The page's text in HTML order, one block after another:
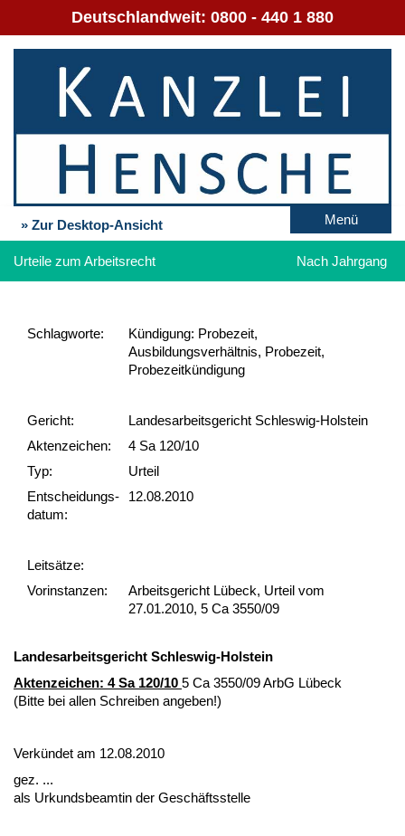
Deutschlandweit: 0800 - 440 1 880
» Zur Desktop-Ansicht Menü
Urteile zum Arbeitsrecht Nach Jahrgang
Schlag­worte:
Kündigung: Probezeit,
Ausbildungsverhältnis, Probezeit,
Probezeitkündigung
Gericht:
Landesarbeitsgericht Schleswig-Holstein
Akten­zeichen:
4 Sa 120/10
Typ:
Urteil
Ent­scheid­ungs­
datum:
12.08.2010
Leit­sätze:
Vor­ins­tan­zen:
Arbeitsgericht Lübeck, Urteil vom
27.01.2010, 5 Ca 3550/09
Lan­des­ar­beits­ge­richt Schles­wig-Hol­stein
Ak­ten­zei­chen: 4 Sa 120/10 5 Ca 3550/09 ArbG Lübeck
(Bit­te bei al­len Schrei­ben an­ge­ben!)
Verkündet am 12.08.2010
gez. ...
als Ur­kunds­be­am­tin der Geschäfts­stel­le